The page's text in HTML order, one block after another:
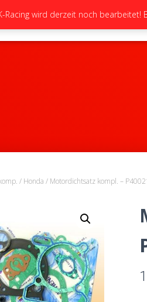
STARTSEITE
/ Honda / Motordichtsatz kompl. –
Racing wird derzeit noch